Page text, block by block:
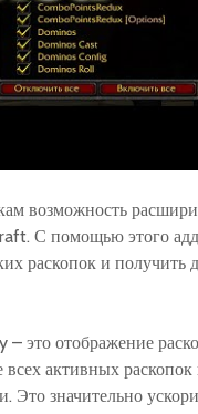
возможность
С помощью этого
раскопок и
это отображение
всех активных
значительно